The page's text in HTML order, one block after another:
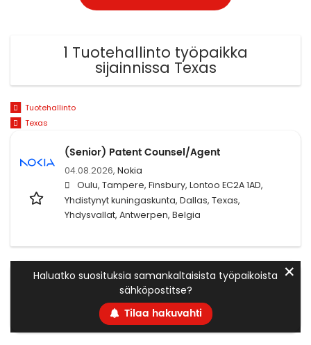
1 Tuotehallinto työpaikka
sijainnissa Texas
Tuotehallinto
Texas
(Senior) Patent Counsel/Agent
04.08.2026, Nokia
Oulu, Tampere, Finsbury, Lontoo EC2A 1AD,
Yhdistynyt kuningaskunta, Dallas, Texas,
Yhdysvallat, Antwerpen, Belgia
Haluatko suosituksia samankaltaisista työpaikoista
sähköpostitse?
Tilaa hakuvahti
✕